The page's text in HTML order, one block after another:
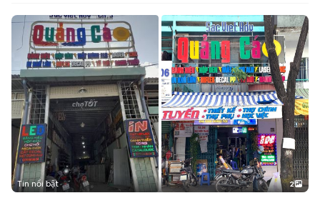
Tin nổi bật 2